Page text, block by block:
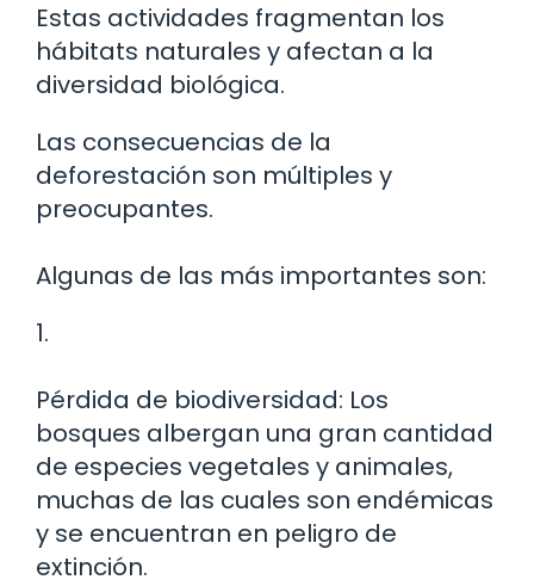
Estas actividades fragmentan los
hábitats naturales y afectan a la
diversidad biológica.
Las consecuencias de la
deforestación son múltiples y
preocupantes.
Algunas de las más importantes son:
1.
Pérdida de biodiversidad: Los
bosques albergan una gran cantidad
de especies vegetales y animales,
muchas de las cuales son endémicas
y se encuentran en peligro de
extinción.